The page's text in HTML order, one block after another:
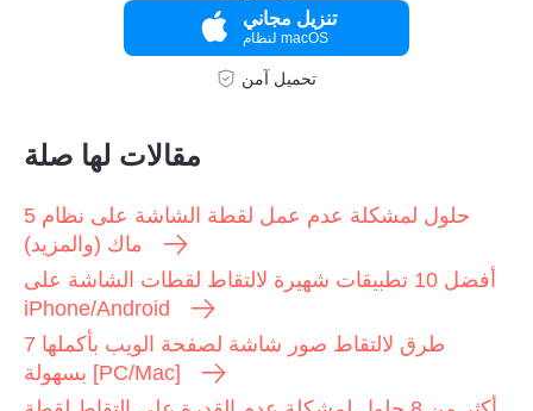
تنزيل مجاني
لنظام macOS
تحميل آمن
مقالات لها صلة
5 حلول لمشكلة عدم عمل لقطة الشاشة على نظام
ماك (والمزيد)
أفضل 10 تطبيقات شهيرة لالتقاط لقطات الشاشة على
iPhone/Android
7 طرق لالتقاط صور شاشة لصفحة الويب بأكملها
بسهولة [PC/Mac]